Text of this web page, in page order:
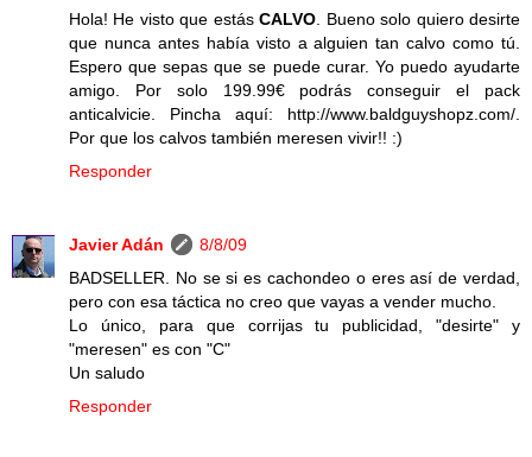
Hola! He visto que estásCALVO . Bueno solo quiero desirte
que nunca antes había visto a alguien tan calvo como tú.
Espero que sepas que se puede curar. Yo puedo ayudarte
amigo. Por solo 199.99€ podrás conseguir el pack
anticalvicie. Pincha aquí: http://www.baldguyshopz.com/.
Por que los calvos también meresen vivir!! :)
Responder
Javier Adán
8/8/09
BADSELLER. No se si es cachondeo o eres así de verdad,
pero con esa táctica no creo que vayas a vender mucho.
Lo único, para que corrijas tu publicidad, "desirte" y
"meresen" es con "C"
Un saludo
Responder